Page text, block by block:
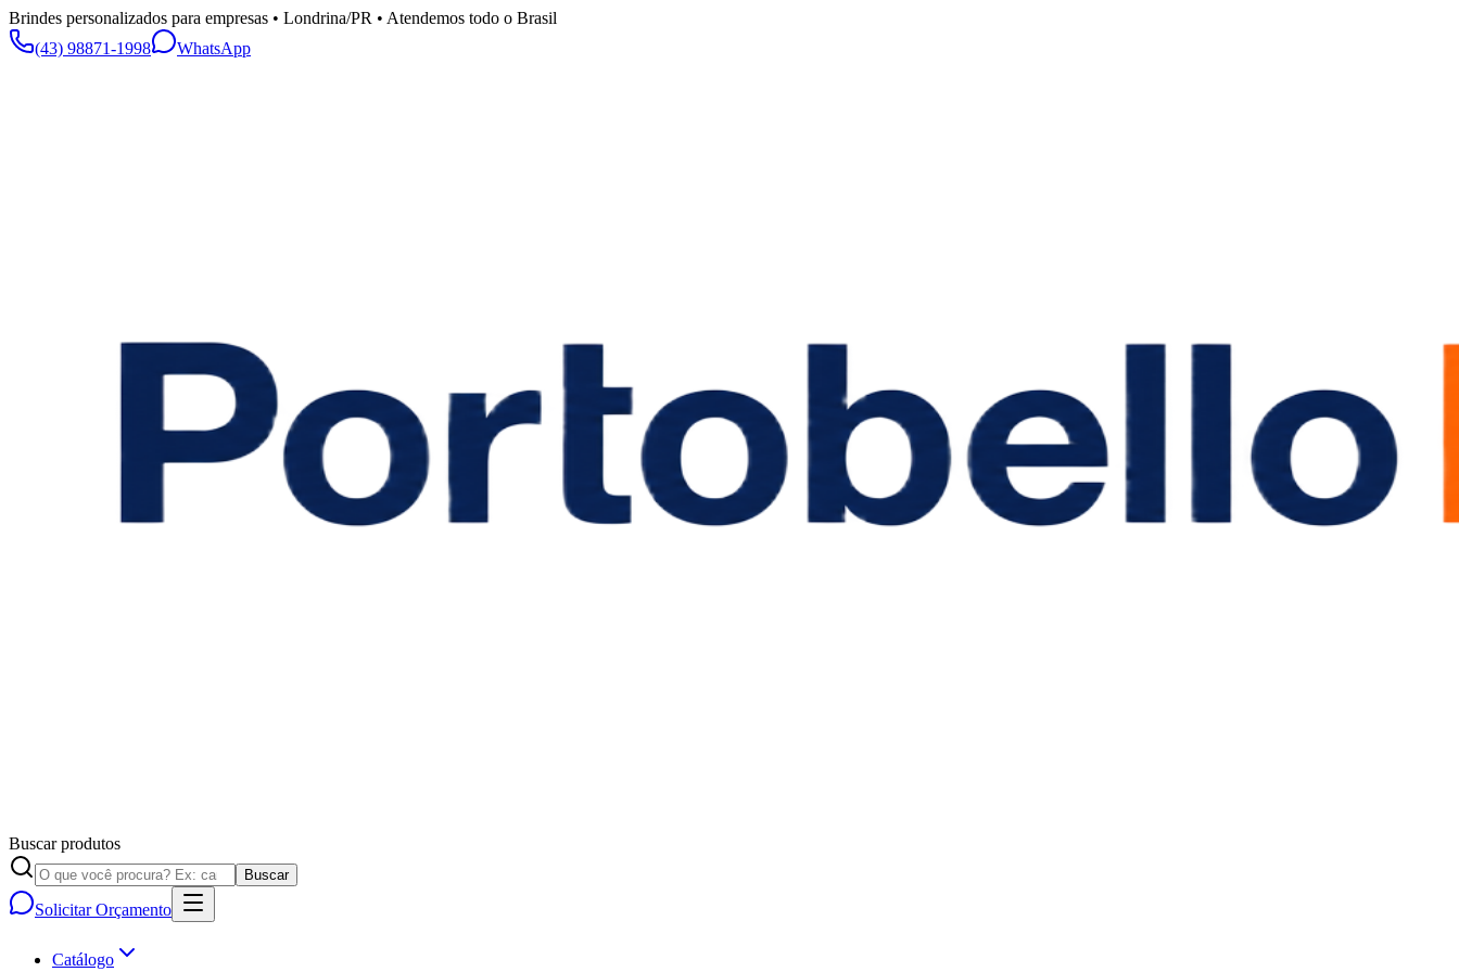
Brindes personalizados para empresas • Londrina/PR • Atendemos todo o Brasil
(43) 98871-1998
WhatsApp
Buscar produtos
Buscar
Solicitar Orçamento
Catálogo